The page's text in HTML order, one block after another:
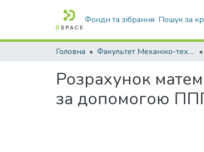
Фонди та зібрання Пошук за
Головна Факультет Механіко-технологічний
Розрахунок
за допомогою